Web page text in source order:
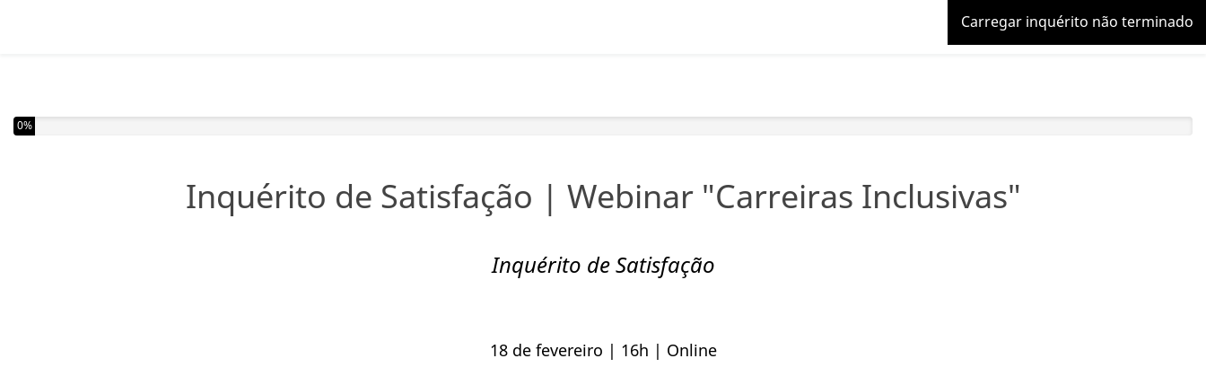
Carregar inquérito não terminado
Completou 0% do inquérito
0%
Inquérito de Satisfação | Webinar "Carreiras Inclusivas"
Inquérito de Satisfação
18 de fevereiro | 16h | Online